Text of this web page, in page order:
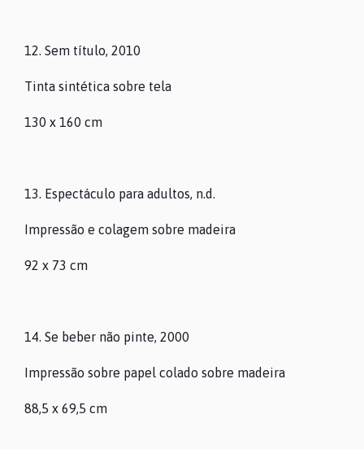
12. Sem título, 2010
Tinta sintética sobre tela
130 x 160 cm
13. Espectáculo para adultos, n.d.
Impressão e colagem sobre madeira
92 x 73 cm
14. Se beber não pinte, 2000
Impressão sobre papel colado sobre madeira
88,5 x 69,5 cm